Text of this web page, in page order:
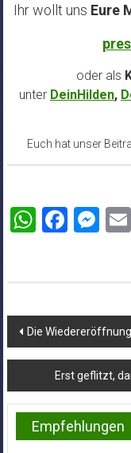
Ihr wollt uns Eure
oder als
unter DeinHilden,
Euch hat unser
Die
Erst geflitzt,
Empfehlungen